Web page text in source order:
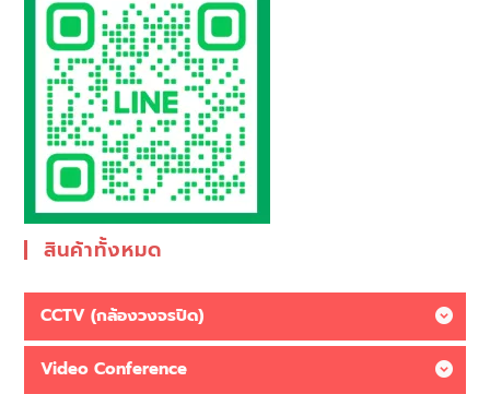
สินค้าทั้งหมด
CCTV (กล้องวงจรปิด)
Video Conference